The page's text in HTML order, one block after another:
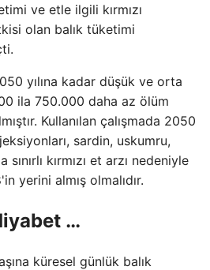
ve etle ilgili kırmızı
olan balık tüketimi
yılına kadar düşük ve orta
ila 750.000 daha az ölüm
Kullanılan çalışmada 2050
sardin, uskumru,
kırmızı et arzı nedeniyle
yerini almış olmalıdır.
…
küresel günlük balık